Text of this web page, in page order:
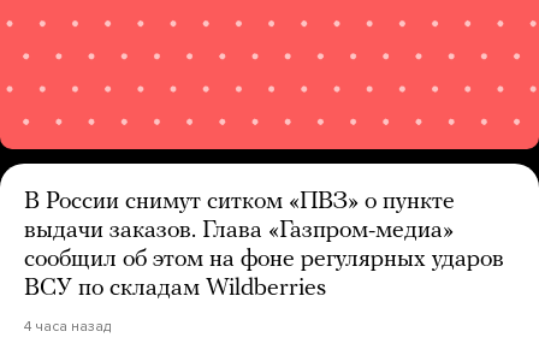
В России снимут ситком «ПВЗ» о пункте
выдачи заказов. Глава «Газпром-медиа»
сообщил об этом на фоне регулярных ударов
ВСУ по складам Wildberries
4 часа назад